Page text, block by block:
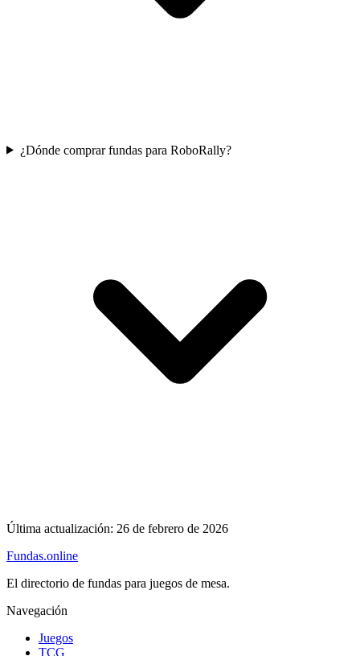
¿Dónde comprar fundas para RoboRally?
Última actualización: 26 de febrero de 2026
Fundas.online
El directorio de fundas para juegos de mesa.
Navegación
Juegos
TCG